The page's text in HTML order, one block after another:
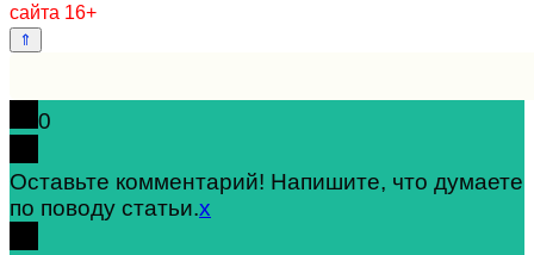
сайта 16+
0
Оставьте комментарий! Напишите, что думаете
по поводу статьи.x